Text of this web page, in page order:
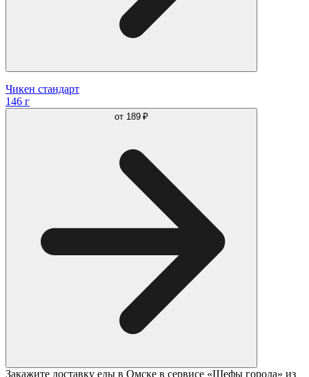
Чикен стандарт
146 г
от 189 ₽
Закажите доставку еды в Омске в сервисе «Шефы города» из